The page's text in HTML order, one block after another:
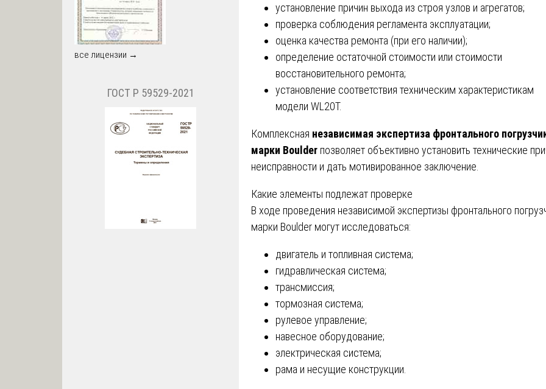
установление причин выхода из строя узлов и агрегатов;
проверка соблюдения регламента эксплуатации;
оценка качества ремонта (при его наличии);
определение остаточной стоимости или стоимости
восстановительного ремонта;
установление соответствия техническим характеристикам
модели WL20T.
Комплексная независимая экспертиза фронтального
марки Boulder позволяет объективно установить технические
неисправности и дать мотивированное заключение.
Какие элементы подлежат проверке
В ходе проведения независимой экспертизы фронтального
марки Boulder могут исследоваться:
двигатель и топливная система;
гидравлическая система;
трансмиссия;
тормозная система;
рулевое управление;
навесное оборудование;
электрическая система;
рама и несущие конструкции.
все лицензии →
ГОСТ Р 59529-2021